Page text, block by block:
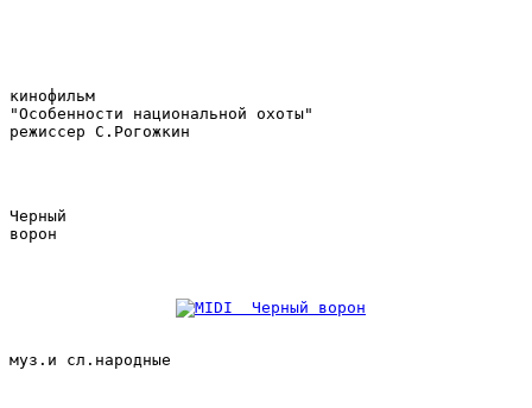
кинофильм
"Особенности национальной охоты"
режиссер С.Рогожкин
Черный
ворон
муз.и сл.народные